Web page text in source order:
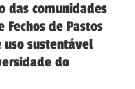
das comunidades
de Pastos
uso sustentável
do